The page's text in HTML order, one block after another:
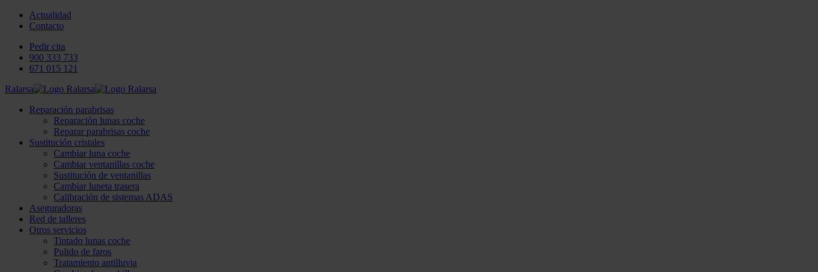
Actualidad
Contacto
Pedir cita
900 333 733
671 015 121
Ralarsa
Reparación parabrisas
Reparación lunas coche
Reparar parabrisas coche
Sustitución cristales
Cambiar luna coche
Cambiar ventanillas coche
Sustitución de ventanillas
Cambiar luneta trasera
Calibración de sistemas ADAS
Aseguradoras
Red de talleres
Otros servicios
Tintado lunas coche
Pulido de faros
Tratamiento antilluvia